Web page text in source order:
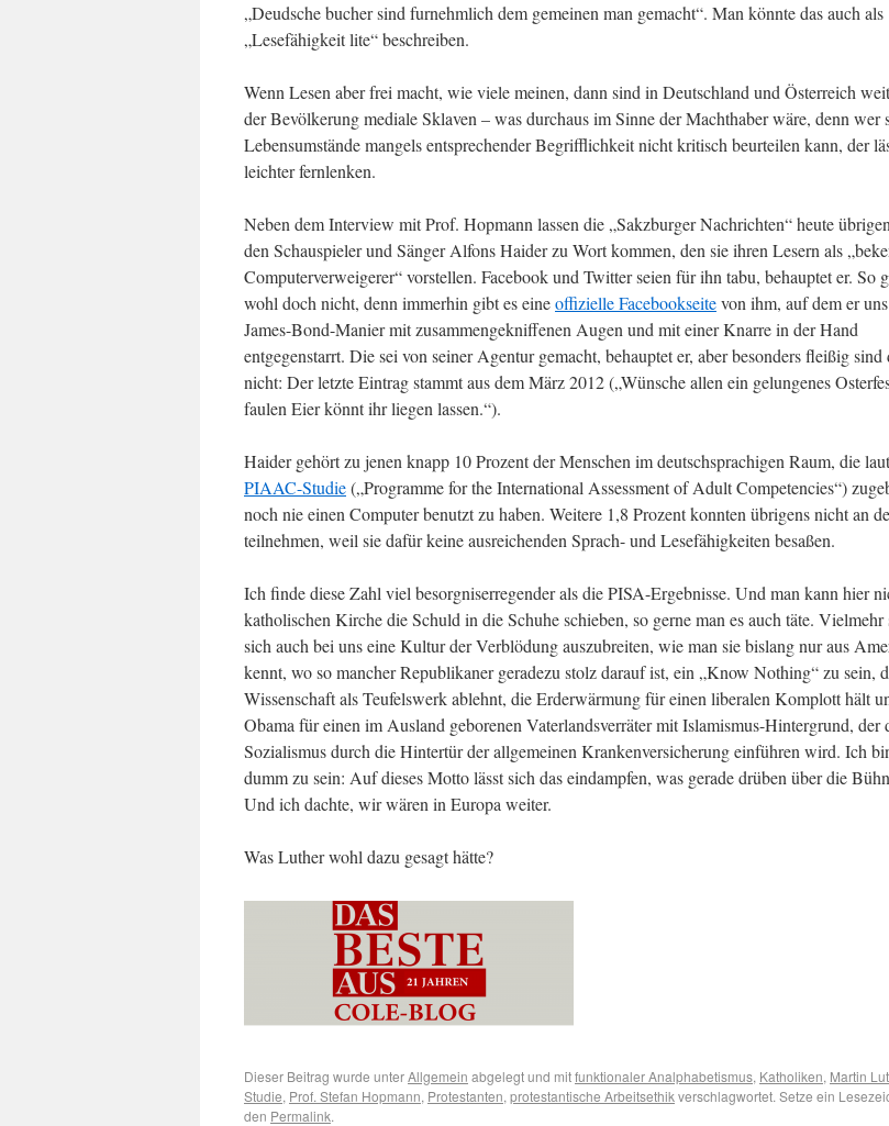
„Deudsche bucher sind furnehmlich dem gemeinen man gemacht“. Man könnte das auch als
„Lesefähigkeit lite“ beschreiben.
Wenn Lesen aber frei macht, wie viele meinen, dann sind in Deutschland und Österreich
der Bevölkerung mediale Sklaven – was durchaus im Sinne der Machthaber wäre, denn wer
Lebensumstände mangels entsprechender Begrifflichkeit nicht kritisch beurteilen kann, der
leichter fernlenken.
Neben dem Interview mit Prof. Hopmann lassen die „Sakzburger Nachrichten“ heute
den Schauspieler und Sänger Alfons Haider zu Wort kommen, den sie ihren Lesern als
Computerverweigerer“ vorstellen. Facebook und Twitter seien für ihn tabu, behauptet er. So
wohl doch nicht, denn immerhin gibt es eineoffizielle Facebookseitevon ihm, auf dem er
James-Bond-Manier mit zusammengekniffenen Augen und mit einer Knarre in der Hand
entgegenstarrt. Die sei von seiner Agentur gemacht, behauptet er, aber besonders fleißig sind
nicht: Der letzte Eintrag stammt aus dem März 2012 („Wünsche allen ein gelungenes
faulen Eier könnt ihr liegen lassen.“).
Haider gehört zu jenen knapp 10 Prozent der Menschen im deutschsprachigen Raum, die laut
PIAAC-Studie(„Programme for the International Assessment of Adult Competencies“)
noch nie einen Computer benutzt zu haben. Weitere 1,8 Prozent konnten übrigens nicht an
teilnehmen, weil sie dafür keine ausreichenden Sprach- und Lesefähigkeiten besaßen.
Ich finde diese Zahl viel besorgniserregender als die PISA-Ergebnisse. Und man kann hier
katholischen Kirche die Schuld in die Schuhe schieben, so gerne man es auch täte. Vielmehr
sich auch bei uns eine Kultur der Verblödung auszubreiten, wie man sie bislang nur aus
kennt, wo so mancher Republikaner geradezu stolz darauf ist, ein „Know Nothing“ zu sein,
Wissenschaft als Teufelswerk ablehnt, die Erderwärmung für einen liberalen Komplott hält
Obama für einen im Ausland geborenen Vaterlandsverräter mit Islamismus-Hintergrund, der
Sozialismus durch die Hintertür der allgemeinen Krankenversicherung einführen wird. Ich
dumm zu sein: Auf dieses Motto lässt sich das eindampfen, was gerade drüben über die
Und ich dachte, wir wären in Europa weiter.
Was Luther wohl dazu gesagt hätte?
Dieser Beitrag wurde unterAllgemein abgelegt und mitfunktionaler Analphabetismus, Katholiken, Martin
Studie, Prof. Stefan Hopmann, Protestanten, protestantische Arbeitsethikverschlagwortet. Setze ein
den Permalink.